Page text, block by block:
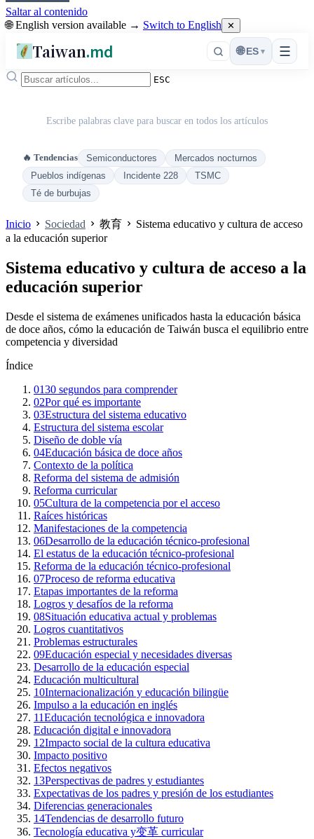
Saltar al contenido
🌐 English version available → Switch to English ✕
Taiwan.md ☰
🌐 ES ▾
ESC
Escribe palabras clave para buscar en todos los artículos
🔥 Tendencias Semiconductores
Mercados nocturnos
Pueblos indígenas
Incidente 228
TSMC
Té de burbujas
Inicio Sociedad 教育
Sistema educativo y cultura de acceso
a la educación superior
Sistema educativo y cultura de acceso a la
educación superior
Desde el sistema de exámenes unificados hasta la educación básica
de doce años, cómo la educación de Taiwán busca el equilibrio entre
competencia y diversidad
Índice
0130 segundos para comprender
02Por qué es importante
03Estructura del sistema educativo
Estructura del sistema escolar
Diseño de doble vía
04Educación básica de doce años
Contexto de la política
Reforma del sistema de admisión
Reforma curricular
05Cultura de la competencia por el acceso
Raíces históricas
Manifestaciones de la competencia
06Desarrollo de la educación técnico-profesional
El estatus de la educación técnico-profesional
Reforma de la educación técnico-profesional
07Proceso de reforma educativa
Etapas importantes de la reforma
Logros y desafíos de la reforma
08Situación educativa actual y problemas
Logros cuantitativos
Problemas estructurales
09Educación especial y necesidades diversas
Desarrollo de la educación especial
Educación multicultural
10Internacionalización y educación bilingüe
Impulso a la educación en inglés
11Educación tecnológica e innovadora
Educación digital e innovadora
12Impacto social de la cultura educativa
Impacto positivo
Efectos negativos
13Perspectivas de padres y estudiantes
Expectativas de los padres y presión de los estudiantes
Diferencias generacionales
14Tendencias de desarrollo futuro
Tecnología educativa y变革 curricular